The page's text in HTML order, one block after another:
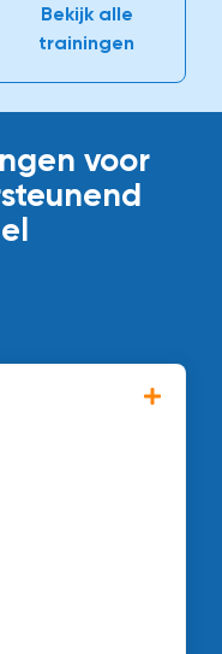
Bekijk alle
trainingen
voor
aansluit op de